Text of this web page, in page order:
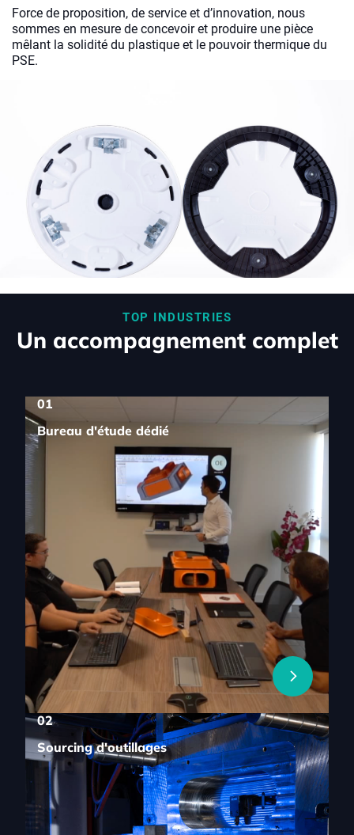
Force de proposition, de service et d’innovation, nous
sommes en mesure de concevoir et produire une pièce
mêlant la solidité du plastique et le pouvoir thermique du
PSE.
TOP INDUSTRIES
Un accompagnement complet
01
Bureau d'étude dédié
02
Sourcing d'outillages